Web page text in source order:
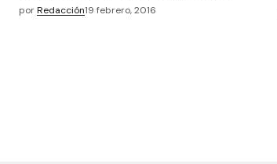
porRedacción19 febrero, 2016